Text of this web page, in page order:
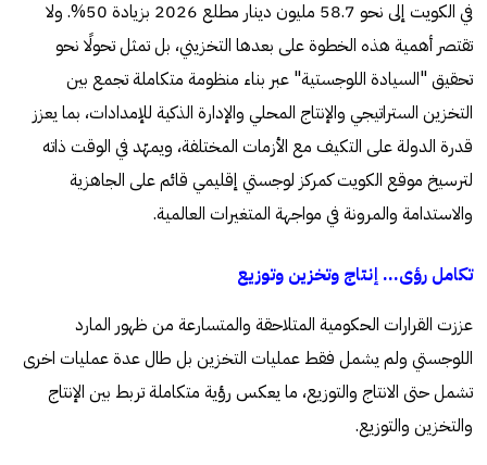
في الكويت إلى نحو 58.7 مليون دينار مطلع 2026 بزيادة 50%. ولا
تقتصر أهمية هذه الخطوة على بعدها التخزيني، بل تمثل تحولًا نحو
تحقيق "السيادة اللوجستية" عبر بناء منظومة متكاملة تجمع بين
التخزين الستراتيجي والإنتاج المحلي والإدارة الذكية للإمدادات، بما يعزز
قدرة الدولة على التكيف مع الأزمات المختلفة، ويمهّد في الوقت ذاته
لترسيخ موقع الكويت كمركز لوجستي إقليمي قائم على الجاهزية
والاستدامة والمرونة في مواجهة المتغيرات العالمية.
تكامل رؤى... إنتاج وتخزين وتوزيع
عززت القرارات الحكومية المتلاحقة والمتسارعة من ظهور المارد
اللوجستي ولم يشمل فقط عمليات التخزين بل طال عدة عمليات اخرى
تشمل حتى الانتاج والتوزيع، ما يعكس رؤية متكاملة تربط بين الإنتاج
والتخزين والتوزيع.